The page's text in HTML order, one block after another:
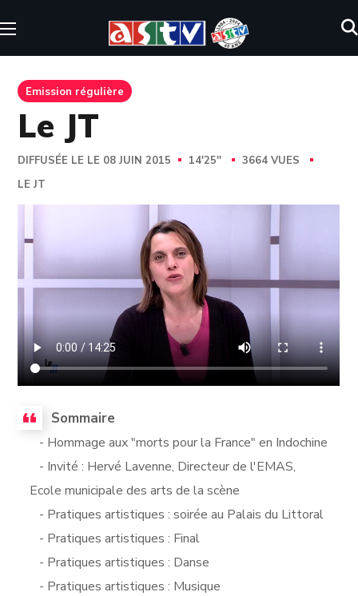
Emission régulière
Le JT
DIFFUSÉE LE LE 08 JUIN 2015 14'25''
3664 VUES
LE JT
Sommaire
- Hommage aux "morts pour la France" en Indochine
- Invité : Hervé Lavenne, Directeur de l'EMAS,
Ecole municipale des arts de la scène
- Pratiques artistiques : soirée au Palais du Littoral
- Pratiques artistiques : Final
- Pratiques artistiques : Danse
- Pratiques artistiques : Musique